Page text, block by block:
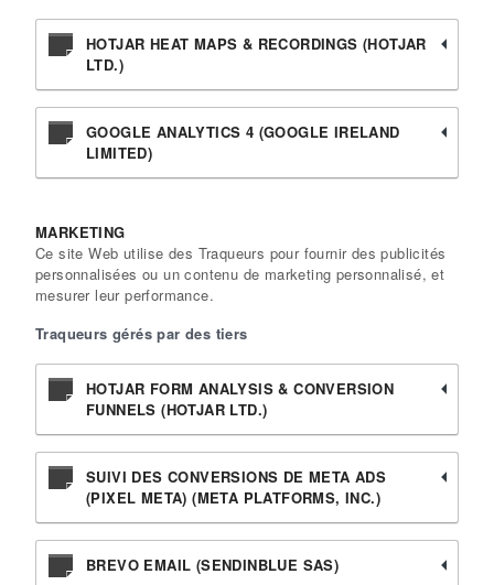
HOTJAR HEAT MAPS & RECORDINGS (HOTJAR
LTD.)
GOOGLE ANALYTICS 4 (GOOGLE IRELAND
LIMITED)
MARKETING
Ce site Web utilise des Traqueurs pour fournir des publicités
personnalisées ou un contenu de marketing personnalisé, et
mesurer leur performance.
Traqueurs gérés par des tiers
HOTJAR FORM ANALYSIS & CONVERSION
FUNNELS (HOTJAR LTD.)
SUIVI DES CONVERSIONS DE META ADS
(PIXEL META) (META PLATFORMS, INC.)
BREVO EMAIL (SENDINBLUE SAS)